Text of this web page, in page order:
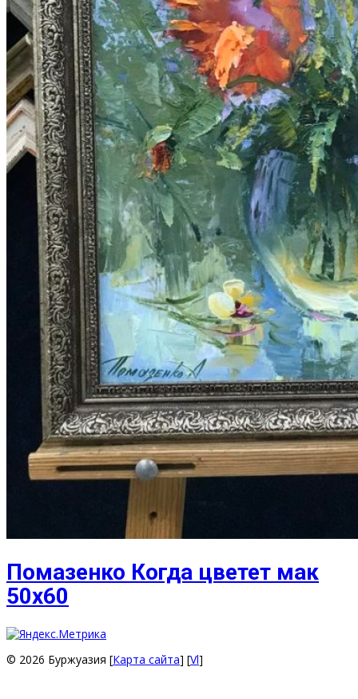
Помазенко Когда цветет мак
50х60
© 2026 Буржуазия [Карта сайта] [Vl]